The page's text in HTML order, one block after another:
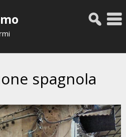
spagnola